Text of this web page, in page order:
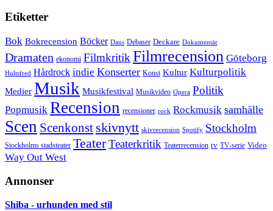
Etiketter
Bok Bokrecension Böcker Dans Debaser Deckare Dokumentär
Dramaten ekonomi Filmkritik Filmrecension Göteborg
Hultsfred Hårdrock indie Konserter Konst Kultur Kulturpolitik
Medier Musik Musikfestival Musikvideo Opera Politik
Popmusik Recension recensioner rock Rockmusik samhälle
Scen Scenkonst skivnytt skivrecension Spotify Stockholm
Stockholms stadsteater TeaterTeaterkritik Teaterrecension tv TV-serie Video
Way Out West
Annonser
Shiba - urhunden med stil